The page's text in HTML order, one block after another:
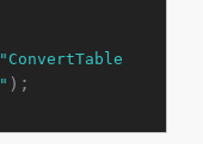
"ConvertTable